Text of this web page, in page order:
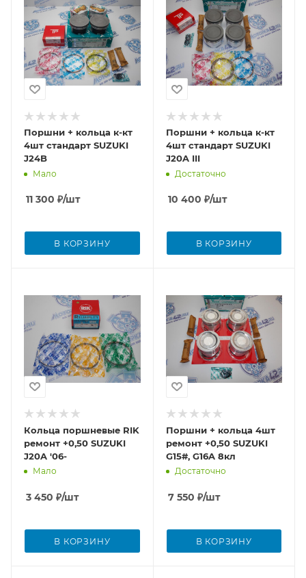
Поршни + кольца к-кт
4шт стандарт SUZUKI
J24B
Мало
11 300 ₽/шт
В КОРЗИНУ
Поршни + кольца к-кт
4шт стандарт SUZUKI
J20A III
Достаточно
10 400 ₽/шт
В КОРЗИНУ
Кольца поршневые RIK
ремонт +0,50 SUZUKI
J20A '06-
Мало
3 450 ₽/шт
В КОРЗИНУ
Поршни + кольца 4шт
ремонт +0,50 SUZUKI
G15#, G16A 8кл
Достаточно
7 550 ₽/шт
В КОРЗИНУ